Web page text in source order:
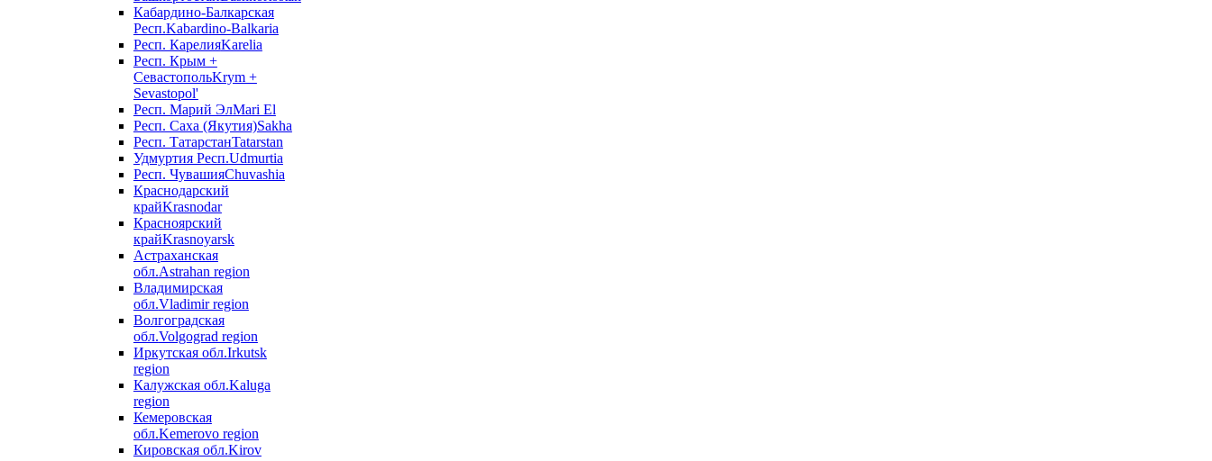
Кабардино-Балкарская
Респ.Kabardino-Balkaria
Респ. КарелияKarelia
Респ. Крым +
СевастопольKrym +
Sevastopol'
Респ. Марий ЭлMari El
Респ. Саха (Якутия)Sakha
Респ. ТатарстанTatarstan
Удмуртия Респ.Udmurtia
Респ. ЧувашияChuvashia
Краснодарский
крайKrasnodar
Красноярский
крайKrasnoyarsk
Астраханская
обл.Astrahan region
Владимирская
обл.Vladimir region
Волгоградская
обл.Volgograd region
Иркутская обл.Irkutsk
region
Калужская обл.Kaluga
region
Кемеровская
обл.Kemerovo region
Кировская обл.Kirov